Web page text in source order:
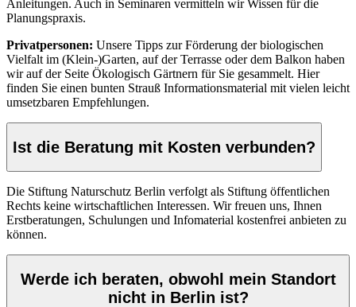
Anleitungen. Auch in Seminaren vermitteln wir Wissen für die
Planungspraxis.
Privatpersonen: Unsere Tipps zur Förderung der biologischen
Vielfalt im (Klein-)Garten, auf der Terrasse oder dem Balkon haben
wir auf der Seite Ökologisch Gärtnern für Sie gesammelt. Hier
finden Sie einen bunten Strauß Informationsmaterial mit vielen leicht
umsetzbaren Empfehlungen.
Ist die Beratung mit Kosten verbunden?
Die Stiftung Naturschutz Berlin verfolgt als Stiftung öffentlichen
Rechts keine wirtschaftlichen Interessen. Wir freuen uns, Ihnen
Erstberatungen, Schulungen und Infomaterial kostenfrei anbieten zu
können.
Werde ich beraten, obwohl mein Standort
nicht in Berlin ist?